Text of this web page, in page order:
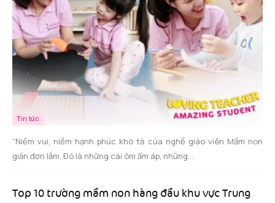
Tin tức
“Niềm vui, niềm hạnh phúc khó tả của nghề giáo viên Mầm non
giản đơn lắm. Đó là những cái ôm ấm áp, những...
Top 10 trường mầm non hàng đầu khu vực Trung